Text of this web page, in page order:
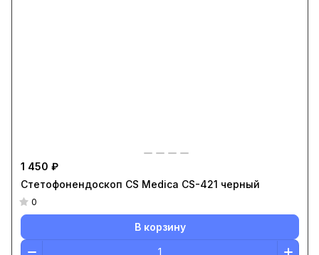
1 450 ₽
Стетофонендоскоп CS Medica CS-421 черный
0
В корзину